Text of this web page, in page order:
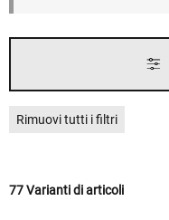
Rimuovi tutti i filtri
77 Varianti di articoli